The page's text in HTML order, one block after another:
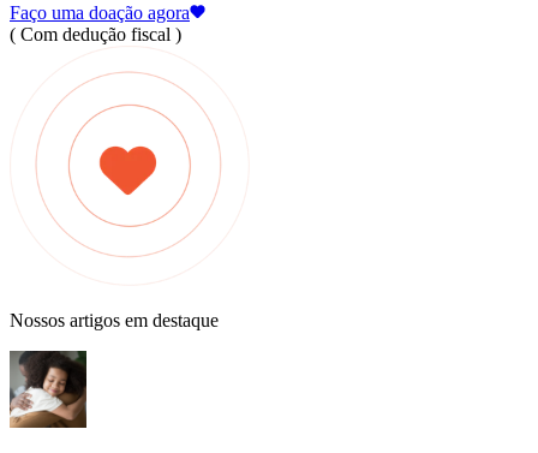
Faço uma doação agora
( Com dedução fiscal )
Nossos artigos em destaque